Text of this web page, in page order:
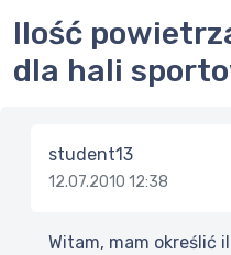
Ilość powietrza nawiewanego
dla hali
student13
12.07.2010 12:38
Witam, mam określić